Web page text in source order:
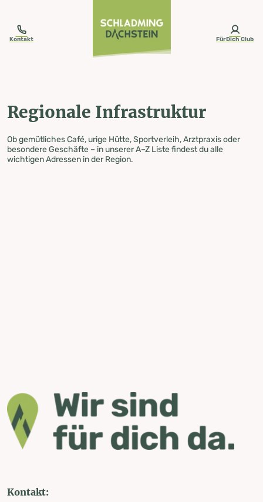
Kontakt FürDich Club
Regionale Infrastruktur
Ob gemütliches Café, urige Hütte, Sportverleih, Arztpraxis oder
besondere Geschäfte – in unserer A–Z Liste findest du alle
wichtigen Adressen in der Region.
Kontakt: